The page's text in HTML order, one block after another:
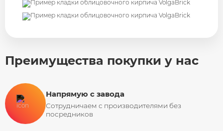
Преимущества покупки у нас
Напрямую с завода
Сотрудничаем с производителями без
посредников